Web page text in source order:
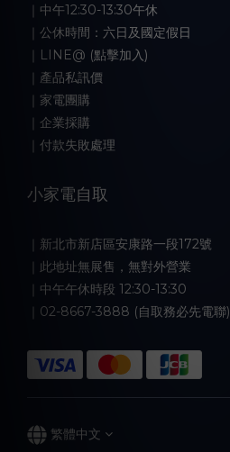
｜中午12:30-13:30午休
｜公休時間：六日及國定假日
｜LINE@ (點擊加入)
｜產品私訊價
｜家電團購
｜企業採購
｜付款失敗處理
小家電自取
｜新北市新店區安康路一段172號
｜此地址無展售，無對外營業
｜中午午休時段 12:30-13:30
｜02-8667-3888 (自取務必先電聯)
繁體中文